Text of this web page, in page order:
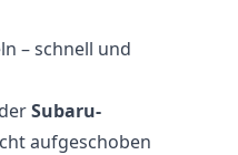
– schnell und
Subaru-
aufgeschoben